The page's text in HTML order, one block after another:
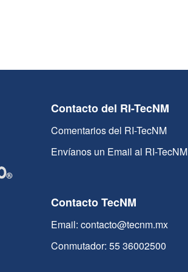
Contacto del RI-TecNM
Comentarios del RI-TecNM
Envíanos un Email al RI-TecNM
Contacto TecNM
Email: contacto@tecnm.mx
Conmutador: 55 36002500